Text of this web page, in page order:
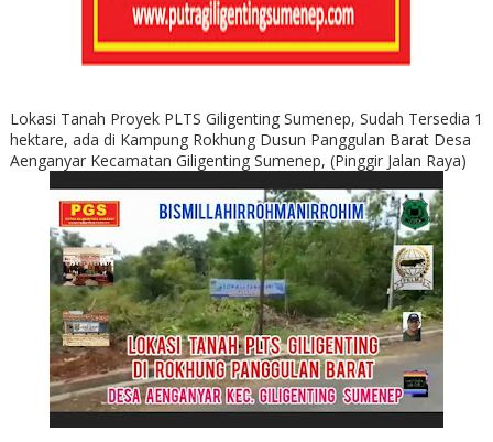
Lokasi Tanah Proyek PLTS Giligenting Sumenep, Sudah Tersedia 1
hektare, ada di Kampung Rokhung Dusun Panggulan Barat Desa
Aenganyar Kecamatan Giligenting Sumenep, (Pinggir Jalan Raya)